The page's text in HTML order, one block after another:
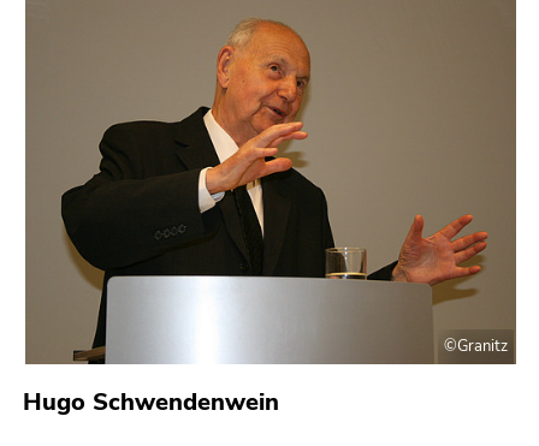
(Zugriffstaste
Zur
Positionsanzeige
(Zugriffstaste
(Zugriffstaste
©Granitz
Hugo Schwendenwein